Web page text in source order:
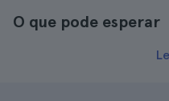
O que pode esperar